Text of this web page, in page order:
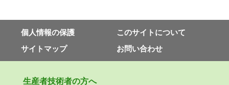
個⼈情報の保護
このサイトについて
サイトマップ
お問い合わせ
⽣産者技術者の⽅へ